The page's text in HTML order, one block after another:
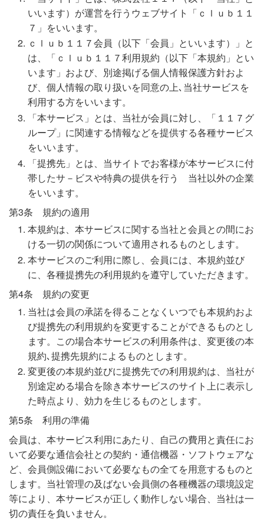
いいます）が運営を行うウェブサイト「ｃｌｕｂ１１
７」をいいます。
ｃｌｕｂ１１７会員（以下「会員」といいます）」と
は、「ｃｌｕｂ１１７利用規約（以下「本規約」とい
います」および、別途掲げる個人情報保護方針およ
び、個人情報の取り扱いを同意の上､当社サービスを
利用する方をいいます。
「本サービス」とは、当社が会員に対し、「１１７グ
ループ」に関連する情報などを提供する各種サービス
をいいます。
「提携先」とは、当サイトでお客様が本サービスに付
帯したサ－ビスや特典の提供を行う 当社以外の企業
をいいます。
第3条 規約の適用
本規約は、本サービスに関する当社と会員との間にお
ける一切の関係について適用されるものとします。
本サービスのご利用に際し、会員には、本規約並び
に、各種提携先の利用規約を遵守していただきます。
第4条 規約の変更
当社は会員の承諾を得ることなくいつでも本規約およ
び提携先の利用規約を変更することができるものとし
ます。この場合本サービスの利用条件は、変更後の本
規約､提携先規約によるものとします。
変更後の本規約並びに提携先での利用規約は、当社が
別途定める場合を除き本サービスのサイト上に表示し
た時点より、効力を生じるものとします。
第5条 利用の準備
会員は、本サービス利用にあたり、自己の費用と責任にお
いて必要な通信会社との契約・通信機器・ソフトウェアな
ど、会員側設備において必要なもの全てを用意するものと
します。当社管理の及ばない会員側の各種機器の環境設定
等により、本サービスが正しく動作しない場合、当社は一
切の責任を負いません。